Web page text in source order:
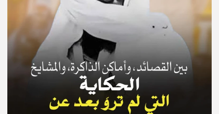
© Copyright 2025, APS